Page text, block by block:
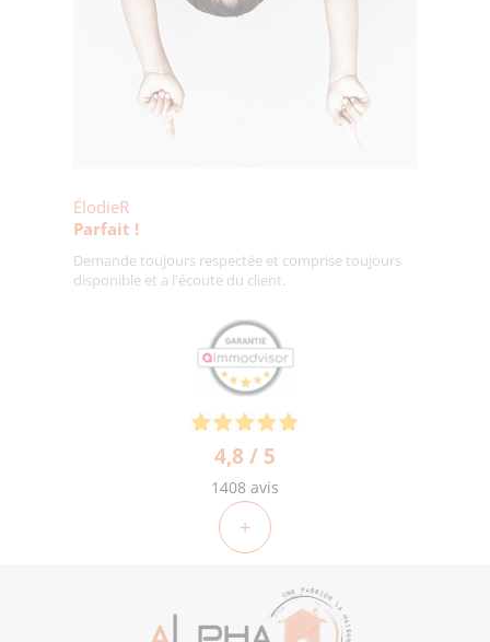
ÉlodieR
Parfait !
Demande toujours respectée et comprise toujours
disponible et a l'écoute du client.
4,8 / 5
1408 avis
+